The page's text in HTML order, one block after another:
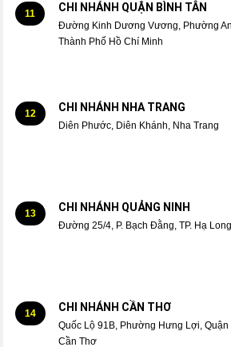
11 CHI NHÁNH QUẬN BÌNH TÂN
Đường Kinh Dương Vương, Phường
Thành Phố Hồ Chí Minh
12 CHI NHÁNH NHA TRANG
Diên Phước, Diên Khánh, Nha Trang
13 CHI NHÁNH QUẢNG NINH
Đường 25/4, P. Bạch Đằng, TP. Hạ
14 CHI NHÁNH CẦN THƠ
Quốc Lộ 91B, Phường Hưng Lợi,
Cần Thơ